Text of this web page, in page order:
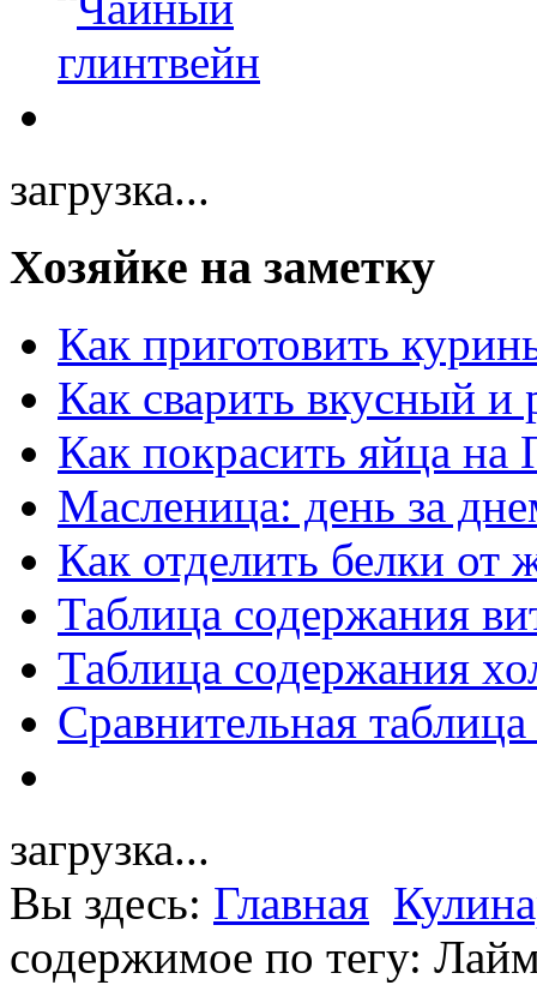
загрузка...
Хозяйке на заметку
Как приготовить
Как сварить вкусный и
Как покрасить яйца на
Масленица: день за
Как отделить белки от
Таблица содержания
Таблица содержания
Сравнительная
загрузка...
Вы здесь: Главная
содержимое по тегу: